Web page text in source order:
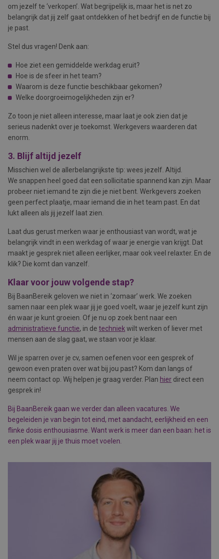
om jezelf te ‘verkopen’. Wat begrijpelijk is, maar het is net zo
belangrijk dat jij zelf gaat ontdekken of het bedrijf en de functie bij
je past.
Stel dus vragen! Denk aan:
Hoe ziet een gemiddelde werkdag eruit?
Hoe is de sfeer in het team?
Waarom is deze functie beschikbaar gekomen?
Welke doorgroeimogelijkheden zijn er?
Zo toon je niet alleen interesse, maar laat je ook zien dat je
serieus nadenkt over je toekomst. Werkgevers waarderen dat
enorm.
3. Blijf altijd jezelf
Misschien wel de allerbelangrijkste tip: wees jezelf. Altijd.
We snappen heel goed dat een sollicitatie spannend kan zijn. Maar
probeer niet iemand te zijn die je niet bent. Werkgevers zoeken
geen perfect plaatje, maar iemand die in het team past. En dat
lukt alleen als jij jezelf laat zien.
Laat dus gerust merken waar je enthousiast van wordt, wat je
belangrijk vindt in een werkdag of waar je energie van krijgt. Dat
maakt je gesprek niet alleen eerlijker, maar ook veel relaxter. En de
klik? Die komt dan vanzelf.
Klaar voor jouw volgende stap?
Bij BaanBereik geloven we niet in ‘zomaar’ werk. We zoeken
samen naar een plek waar jij je goed voelt, waar je jezelf kunt zijn
én waar je kunt groeien. Of je nu op zoek bent naar een
administratieve functie, in de techniek wilt werken of liever met
mensen aan de slag gaat, we staan voor je klaar.
Wil je sparren over je cv, samen oefenen voor een gesprek of
gewoon even praten over wat bij jou past? Kom dan langs of
neem contact op. Wij helpen je graag verder. Plan hier direct een
gesprek in!
Bij BaanBereik gaan we verder dan alleen vacatures. We
begeleiden je van begin tot eind, met aandacht, eerlijkheid en een
flinke dosis enthousiasme. Want werk is meer dan een baan: het is
een plek waar jij je thuis moet voelen.